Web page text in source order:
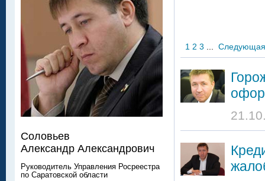
1 2 3 Следующая
Соловьев
Александр Александрович
Руководитель Управления Росреестра
по Саратовской области